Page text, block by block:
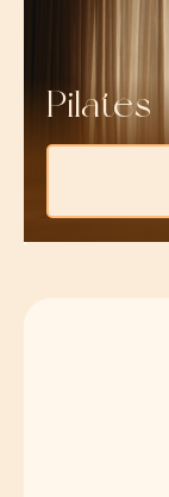
Pilates